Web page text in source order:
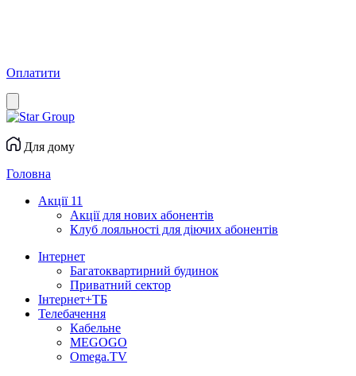
Оплатити
Для дому
Головна
Акції 11
Акції для нових абонентів
Клуб лояльності для діючих абонентів
Інтернет
Багатоквартирний будинок
Приватний сектор
Інтернет+ТБ
Телебачення
Кабельне
MEGOGO
Omega.TV